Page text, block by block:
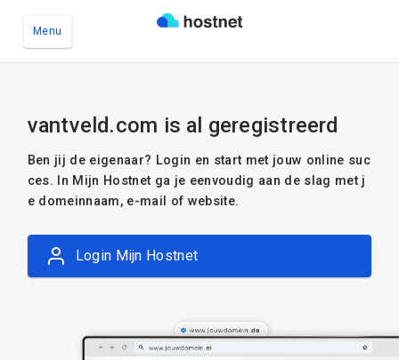
Menu
vantveld.com is al geregistreerd
Ben jij de eigenaar? Login en start met jouw online suc
ces. In Mijn Hostnet ga je eenvoudig aan de slag met j
e domeinnaam, e-mail of website.
Login Mijn Hostnet